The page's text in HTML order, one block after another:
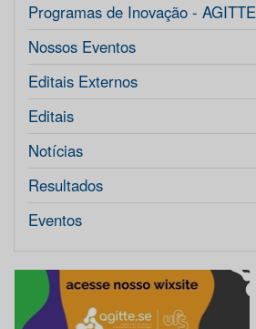
Programas de Inovação - AGITTE
Nossos Eventos
Editais Externos
Editais
Notícias
Resultados
Eventos